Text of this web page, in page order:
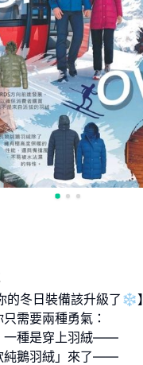
冬日裝備該升級了❄️】
需要兩種勇氣：
一種是穿上羽絨——
純鵝羽絨」來了——